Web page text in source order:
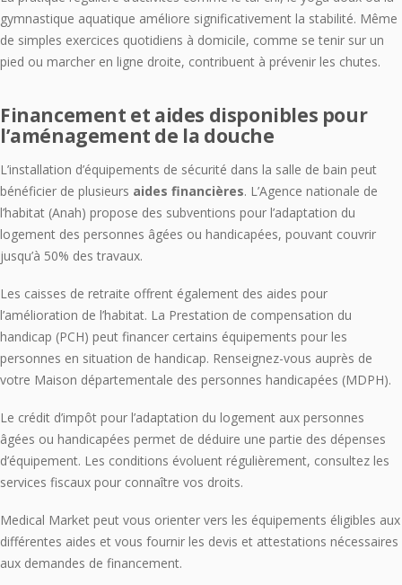
gymnastique aquatique améliore significativement la stabilité. Même
de simples exercices quotidiens à domicile, comme se tenir sur un
pied ou marcher en ligne droite, contribuent à prévenir les chutes.
Financement et aides disponibles pour
l’aménagement de la douche
L’installation d’équipements de sécurité dans la salle de bain peut
bénéficier de plusieurs aides financières. L’Agence nationale de
l’habitat (Anah) propose des subventions pour l’adaptation du
logement des personnes âgées ou handicapées, pouvant couvrir
jusqu’à 50% des travaux.
Les caisses de retraite offrent également des aides pour
l’amélioration de l’habitat. La Prestation de compensation du
handicap (PCH) peut financer certains équipements pour les
personnes en situation de handicap. Renseignez-vous auprès de
votre Maison départementale des personnes handicapées (MDPH).
Le crédit d’impôt pour l’adaptation du logement aux personnes
âgées ou handicapées permet de déduire une partie des dépenses
d’équipement. Les conditions évoluent régulièrement, consultez les
services fiscaux pour connaître vos droits.
Medical Market peut vous orienter vers les équipements éligibles aux
différentes aides et vous fournir les devis et attestations nécessaires
aux demandes de financement.